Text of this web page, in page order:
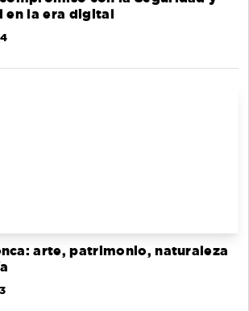
en la era digital
arte, patrimonio, naturaleza